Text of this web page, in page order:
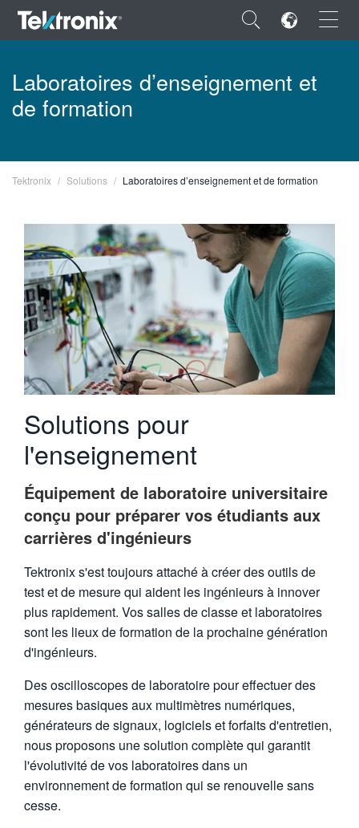
×
FRANÇAIS
VIỆT NAM
简体中文
日本語
한국어
繁體中文
Laboratoires d’enseignement et
de formation
Tektronix Solutions Laboratoires d’enseignement et de formation
Solutions pour
l'enseignement
Équipement de laboratoire universitaire
conçu pour préparer vos étudiants aux
carrières d'ingénieurs
Tektronix s'est toujours attaché à créer des outils de
test et de mesure qui aident les ingénieurs à innover
plus rapidement. Vos salles de classe et laboratoires
sont les lieux de formation de la prochaine génération
d'ingénieurs.
Des oscilloscopes de laboratoire pour effectuer des
mesures basiques aux multimètres numériques,
générateurs de signaux, logiciels et forfaits d'entretien,
nous proposons une solution complète qui garantit
l'évolutivité de vos laboratoires dans un
environnement de formation qui se renouvelle sans
cesse.